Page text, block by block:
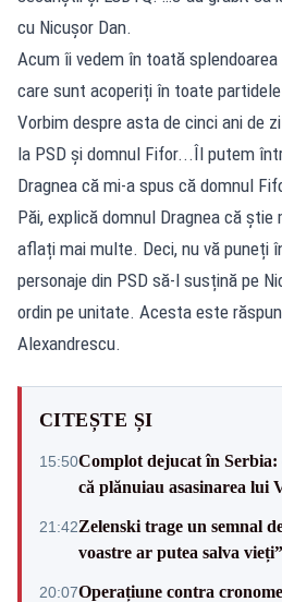
cu Nicușor Dan.
Acum îi vedem în toată
care sunt acoperiți în toate
Vorbim despre asta de cinci ani de
la PSD și domnul Fifor...Îl putem
Dragnea că mi-a spus că domnul
Păi, explică domnul Dragnea că știe
aflați mai multe. Deci, nu vă puneți
personaje din PSD să-l susțină pe
ordin pe unitate. Acesta este
Alexandrescu.
CITEȘTE ȘI
15:50Complot dejucat în
că plănuiau asasinarea lui
21:42Zelenski trage un semnal
voastre ar putea salva vieți”
20:07Operațiune contra